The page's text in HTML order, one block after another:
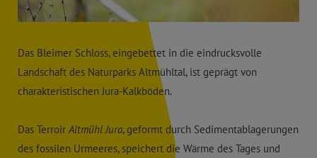
Das Bleimer Schloss, eingebettet in die eindrucksvolle
Landschaft des Naturparks Altmühltal, ist geprägt von
charakteristischen Jura-Kalkböden.
Das Terroir Altmühl Jura, geformt durch Sedimentablagerungen
des fossilen Urmeeres, speichert die Wärme des Tages und